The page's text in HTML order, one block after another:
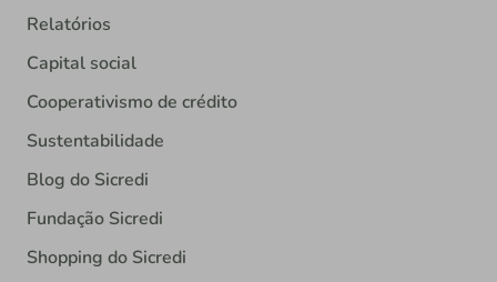
Relatórios
Capital social
Cooperativismo de crédito
Sustentabilidade
Blog do Sicredi
Fundação Sicredi
Shopping do Sicredi